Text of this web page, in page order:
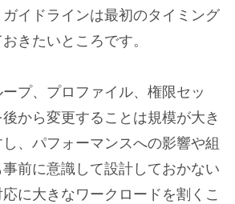
ガイドラインは最初のタイミング
きたいところです。
プ、プロファイル、権限セッ
後から変更することは規模が大き
、パフォーマンスへの影響や組
前に意識して設計しておかない
に大きなワークロードを割くこ